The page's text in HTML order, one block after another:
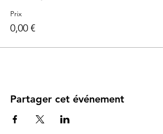
Prix
0,00 €
Partager cet événement